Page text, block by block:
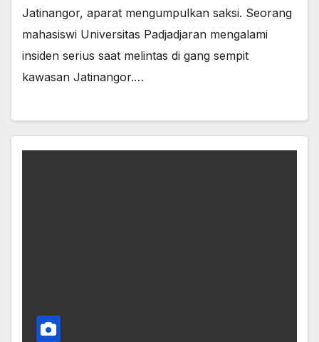
Jatinangor, aparat mengumpulkan saksi. Seorang
mahasiswi Universitas Padjadjaran mengalami
insiden serius saat melintas di gang sempit
kawasan Jatinangor.…